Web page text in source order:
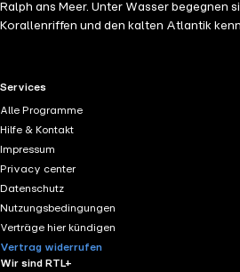
Ralph ans Meer. Unter Wasser
Korallenriffen und den kalten Atlantik
RTL+ useful links.
Services
Alle Programme
Hilfe & Kontakt
Impressum
Privacy center
Datenschutz
Nutzungsbedingungen
Verträge hier kündigen
Vertrag widerrufen
Wir sind RTL+